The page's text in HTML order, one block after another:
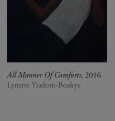
All Manner Of Comforts, 2016
Lynette Yiadom-Boakye